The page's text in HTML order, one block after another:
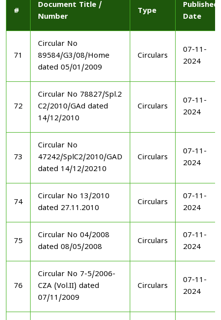
#
Document Title /
Number
Type
Published
Date
71
Circular No
89584/G3/08/Home
dated 05/01/2009
Circulars
07-11-
2024
72
Circular No 78827/Spl.2
C2/2010/GAd dated
14/12/2010
Circulars
07-11-
2024
73
Circular No
47242/SplC2/2010/GAD
dated 14/12/20210
Circulars
07-11-
2024
74
Circular No 13/2010
dated 27.11.2010
Circulars
07-11-
2024
75
Circular No 04/2008
dated 08/05/2008
Circulars
07-11-
2024
76
Circular No 7-5/2006-
CZA (Vol.II) dated
07/11/2009
Circulars
07-11-
2024